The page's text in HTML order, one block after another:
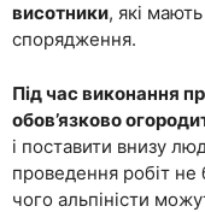
висотники, які
спорядження.
Під час виконання
обов’язково
і поставити внизу
проведення робіт
чого альпіністи